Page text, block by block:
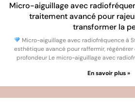
Micro-aiguillage avec
traitement avancé pour
transformer la
Micro-aiguillage avec radiofréquence à
esthétique avancé pour raffermir,
profondeur Le micro-aiguillage avec
En savoir plus »